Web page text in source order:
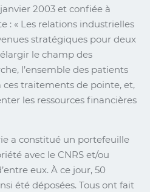
2003 et confiée à
: « Les relations industrielles
stratégiques pour deux
le champ des
l’ensemble des patients
ces traitements de pointe, et,
les ressources financières
a constitué un portefeuille
avec le CNRS et/ou
eux. À ce jour, 50
été déposées. Tous ont fait